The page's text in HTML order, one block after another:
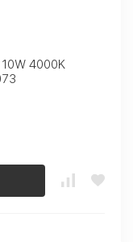
4000K